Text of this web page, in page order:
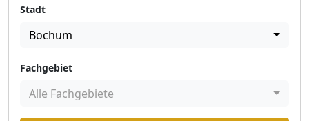
Stadt
Bochum
Fachgebiet
Alle Fachgebiete